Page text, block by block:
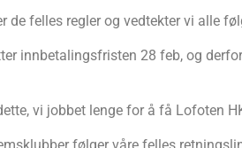
de felles regler og vedtekter vi alle
innbetalingsfristen 28 feb, og
vi jobbet lenge for å få Lofoten
følger våre felles